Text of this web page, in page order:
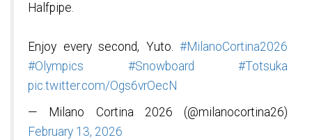
Halfpipe.
Enjoy every second, Yuto. #MilanoCortina2026
#Olympics
#Snowboard
#Totsuka
pic.twitter.com/Ogs6vrOecN
— Milano Cortina 2026 (@milanocortina26)
February 13, 2026